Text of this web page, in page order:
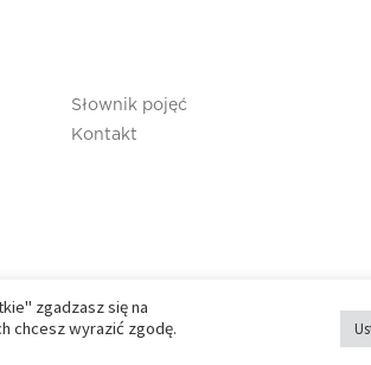
Słownik pojęć
Kontakt
Polityka prywatności
zgadzasz się na
chcesz wyrazić zgodę.